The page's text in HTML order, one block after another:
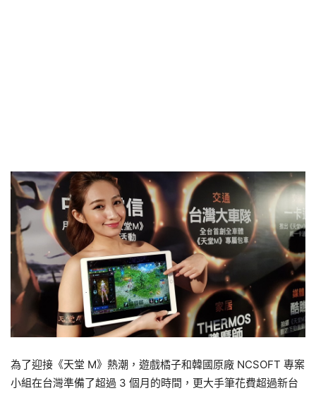
為了迎接《天堂 M》熱潮，遊戲橘子和韓國原廠 NCSOFT 專案
小組在台灣準備了超過 3 個月的時間，更大手筆花費超過新台